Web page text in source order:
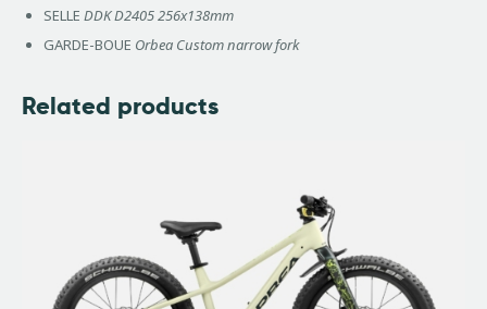
SELLE DDK D2405 256x138mm
GARDE-BOUE Orbea Custom narrow fork
Related products